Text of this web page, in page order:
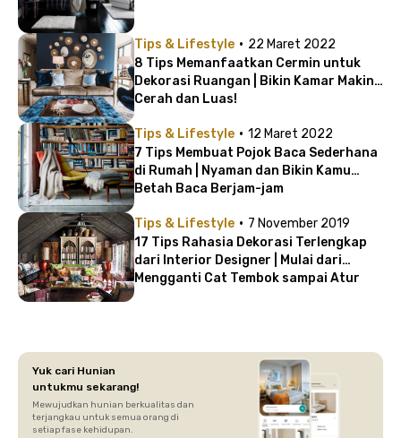
Tips & Lifestyle · 22 Maret 2022
8 Tips Memanfaatkan Cermin untuk
Dekorasi Ruangan | Bikin Kamar Makin
Cerah dan Luas!
Tips & Lifestyle · 12 Maret 2022
7 Tips Membuat Pojok Baca Sederhana
di Rumah | Nyaman dan Bikin Kamu
Betah Baca Berjam-jam
Tips & Lifestyle · 7 November 2019
17 Tips Rahasia Dekorasi Terlengkap
dari Interior Designer | Mulai dari
Mengganti Cat Tembok sampai Atur
Yuk cari Hunian
untukmu sekarang!
Mewujudkan hunian berkualitas dan
terjangkau untuk semua orang di
setiap fase kehidupan.